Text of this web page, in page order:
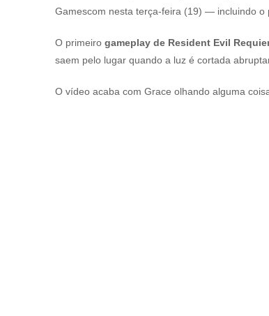
Gamescom nesta terça-feira (19) — incluindo o
O primeiro gameplay de Resident Evil
saem pelo lugar quando a luz é cortada
O vídeo acaba com Grace olhando alguma